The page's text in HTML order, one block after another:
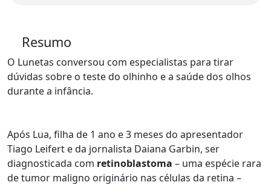
Resumo
O Lunetas conversou com especialistas para tirar
dúvidas sobre o teste do olhinho e a saúde dos olhos
durante a infância.
Após Lua, filha de 1 ano e 3 meses do apresentador
Tiago Leifert e da jornalista Daiana Garbin, ser
diagnosticada com retinoblastoma – uma espécie rara
de tumor maligno originário nas células da retina –